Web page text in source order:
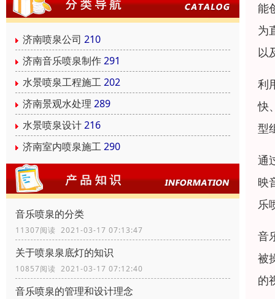
济南喷泉公司 210
济南音乐喷泉制作291
水景喷泉工程施工202
济南景观水处理 289
水景喷泉设计216
济南室内喷泉施工290
音乐喷泉的分类
11307阅读 2021-03-17 07:13:47
关于喷泉泉底灯的知识
10857阅读 2021-03-17 07:12:40
音乐喷泉的管理和设计理念
能
为
以
利
快
型
通
映
乐
音
被
的